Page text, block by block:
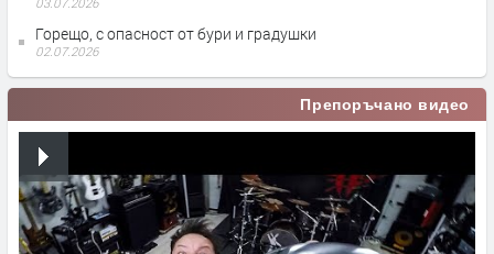
Горещо, с опасност от бури и градушки
02.07.2026
Препоръчано видео